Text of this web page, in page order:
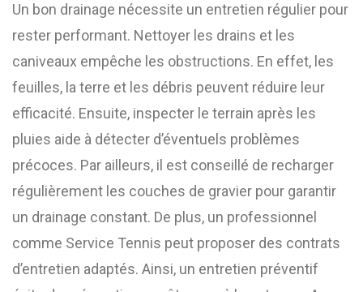
Un bon drainage nécessite un entretien régulier pour
rester performant. Nettoyer les drains et les
caniveaux empêche les obstructions. En effet, les
feuilles, la terre et les débris peuvent réduire leur
efficacité. Ensuite, inspecter le terrain après les
pluies aide à détecter d’éventuels problèmes
précoces. Par ailleurs, il est conseillé de recharger
régulièrement les couches de gravier pour garantir
un drainage constant. De plus, un professionnel
comme Service Tennis peut proposer des contrats
d’entretien adaptés. Ainsi, un entretien préventif